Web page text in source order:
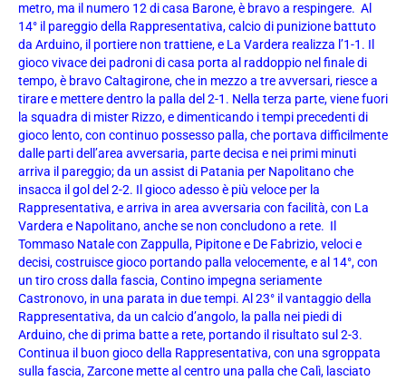
metro, ma il numero 12 di casa Barone, è bravo a respingere. Al
14° il pareggio della Rappresentativa, calcio di punizione battuto
da Arduino, il portiere non trattiene, e La Vardera realizza l’1-1. Il
gioco vivace dei padroni di casa porta al raddoppio nel finale di
tempo, è bravo Caltagirone, che in mezzo a tre avversari, riesce a
tirare e mettere dentro la palla del 2-1. Nella terza parte, viene fuori
la squadra di mister Rizzo, e dimenticando i tempi precedenti di
gioco lento, con continuo possesso palla, che portava difficilmente
dalle parti dell’area avversaria, parte decisa e nei primi minuti
arriva il pareggio; da un assist di Patania per Napolitano che
insacca il gol del 2-2. Il gioco adesso è più veloce per la
Rappresentativa, e arriva in area avversaria con facilità, con La
Vardera e Napolitano, anche se non concludono a rete. Il
Tommaso Natale con Zappulla, Pipitone e De Fabrizio, veloci e
decisi, costruisce gioco portando palla velocemente, e al 14°, con
un tiro cross dalla fascia, Contino impegna seriamente
Castronovo, in una parata in due tempi. Al 23° il vantaggio della
Rappresentativa, da un calcio d’angolo, la palla nei piedi di
Arduino, che di prima batte a rete, portando il risultato sul 2-3.
Continua il buon gioco della Rappresentativa, con una sgroppata
sulla fascia, Zarcone mette al centro una palla che Calì, lasciato